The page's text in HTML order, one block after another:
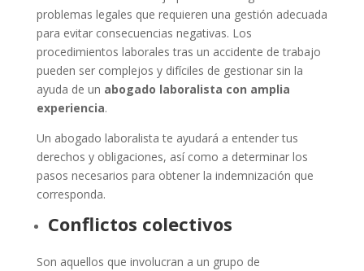
problemas legales que requieren una gestión adecuada
para evitar consecuencias negativas. Los
procedimientos laborales tras un accidente de trabajo
pueden ser complejos y difíciles de gestionar sin la
ayuda de un abogado laboralista con amplia
experiencia.
Un abogado laboralista te ayudará a entender tus
derechos y obligaciones, así como a determinar los
pasos necesarios para obtener la indemnización que
corresponda.
Conflictos colectivos
Son aquellos que involucran a un grupo de